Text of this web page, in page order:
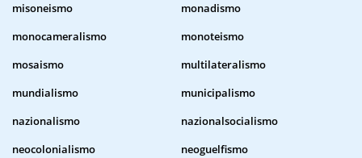
misoneismo
monadismo
monocameralismo
monoteismo
mosaismo
multilateralismo
mundialismo
municipalismo
nazionalismo
nazionalsocialismo
neocolonialismo
neoguelfismo